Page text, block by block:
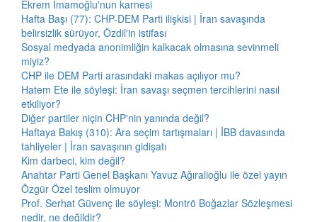
Ekrem İmamoğlu'nun karnesi
Hafta Başı (77): CHP-DEM Parti ilişkisi | İran savaşında
belirsizlik sürüyor, Özdil'in istifası
Sosyal medyada anonimliğin kalkacak olmasına sevinmeli
miyiz?
CHP ile DEM Parti arasındaki makas açılıyor mu?
Hatem Ete ile söyleşi: İran savaşı seçmen tercihlerini nasıl
etkiliyor?
Diğer partiler niçin CHP'nin yanında değil?
Haftaya Bakış (310): Ara seçim tartışmaları | İBB davasında
tahliyeler | İran savaşının gidişatı
Kim darbeci, kim değil?
Anahtar Parti Genel Başkanı Yavuz Ağıralioğlu ile özel yayın
Özgür Özel teslim olmuyor
Prof. Serhat Güvenç ile söyleşi: Montrö Boğazlar Sözleşmesi
nedir, ne değildir?